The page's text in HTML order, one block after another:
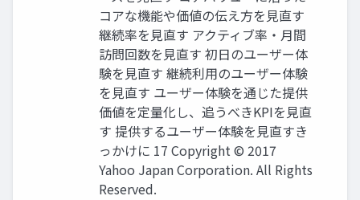
コアな機能や価値の伝え⽅を⾒直す
継続率を⾒直す アクティブ率・⽉間
訪問回数を⾒直す 初⽇のユーザー体
験を⾒直す 継続利⽤のユーザー体験
を⾒直す ユーザー体験を通じた提供
価値を定量化し、追うべきKPIを⾒直
す 提供するユーザー体験を⾒直すき
っかけに 17 Copyright © 2017
Yahoo Japan Corporation. All Rights
Reserved.